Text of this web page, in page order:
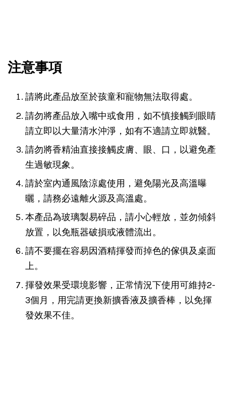
注意事項
請將此產品放至於孩童和寵物無法取得處。
請勿將產品放入嘴中或食用，如不慎接觸到眼睛
請立即以大量清水沖淨，如有不適請立即就醫。
請勿將香精油直接接觸皮膚、眼、口，以避免產
生過敏現象。
請於室內通風陰涼處使用，避免陽光及高溫曝
曬，請務必遠離火源及高溫處。
本產品為玻璃製易碎品，請小心輕放，並勿傾斜
放置，以免瓶器破損或液體流出。
請不要擺在容易因酒精揮發而掉色的傢俱及桌面
上。
揮發效果受環境影響，正常情況下使用可維持2-
3個月，用完請更換新擴香液及擴香棒，以免揮
發效果不佳。